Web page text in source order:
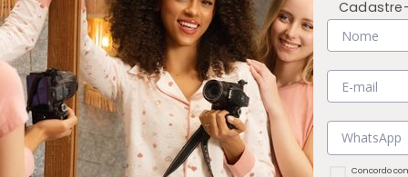
INÍCIO OUTLET 🏷️
Concordo